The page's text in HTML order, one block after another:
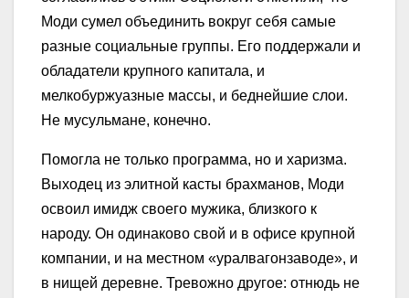
Моди сумел объединить вокруг себя самые
разные социальные группы. Его поддержали и
обладатели крупного капитала, и
мелкобуржуазные массы, и беднейшие слои.
Не мусульмане, конечно.
Помогла не только программа, но и харизма.
Выходец из элитной касты брахманов, Моди
освоил имидж своего мужика, близкого к
народу. Он одинаково свой и в офисе крупной
компании, и на местном «уралвагонзаводе», и
в нищей деревне. Тревожно другое: отнюдь не